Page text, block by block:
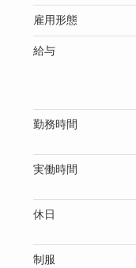
雇用形態
給与
勤務時間
実働時間
休日
制服